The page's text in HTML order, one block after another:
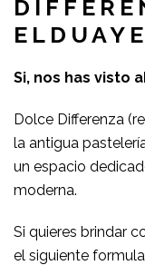
Si, nos has visto
Dolce Differenza
la antigua
un espacio
moderna.
Si quieres brindar
el siguiente